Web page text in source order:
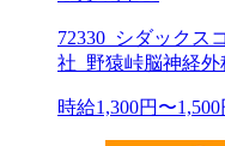
72330_シダックス
社_野猿峠脳神経外
時給1,300円〜1,500